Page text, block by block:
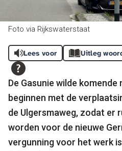
Foto via Rijkswaterstaat
Lees voor Uitleg
De Gasunie wilde komende
beginnen met de
de Ulgersmaweg, zodat er
worden voor de nieuwe
vergunning voor het werk